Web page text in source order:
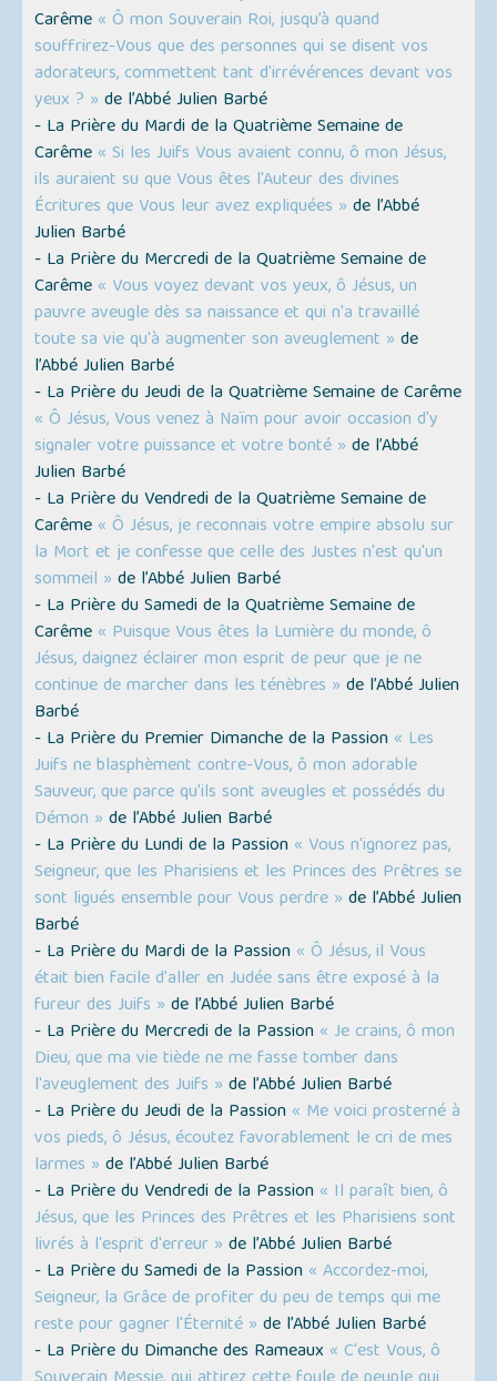
Carême « Ô mon Souverain Roi, jusqu’à quand
souffrirez-Vous que des personnes qui se disent vos
adorateurs, commettent tant d'irrévérences devant vos
yeux ? » de l’Abbé Julien Barbé
- La Prière du Mardi de la Quatrième Semaine de
Carême « Si les Juifs Vous avaient connu, ô mon Jésus,
ils auraient su que Vous êtes l'Auteur des divines
Écritures que Vous leur avez expliquées » de l’Abbé
Julien Barbé
- La Prière du Mercredi de la Quatrième Semaine de
Carême « Vous voyez devant vos yeux, ô Jésus, un
pauvre aveugle dès sa naissance et qui n'a travaillé
toute sa vie qu'à augmenter son aveuglement » de
l’Abbé Julien Barbé
- La Prière du Jeudi de la Quatrième Semaine de Carême
« Ô Jésus, Vous venez à Naïm pour avoir occasion d'y
signaler votre puissance et votre bonté » de l’Abbé
Julien Barbé
- La Prière du Vendredi de la Quatrième Semaine de
Carême « Ô Jésus, je reconnais votre empire absolu sur
la Mort et je confesse que celle des Justes n'est qu'un
sommeil » de l’Abbé Julien Barbé
- La Prière du Samedi de la Quatrième Semaine de
Carême « Puisque Vous êtes la Lumière du monde, ô
Jésus, daignez éclairer mon esprit de peur que je ne
continue de marcher dans les ténèbres » de l’Abbé Julien
Barbé
- La Prière du Premier Dimanche de la Passion « Les
Juifs ne blasphèment contre-Vous, ô mon adorable
Sauveur, que parce qu'ils sont aveugles et possédés du
Démon » de l’Abbé Julien Barbé
- La Prière du Lundi de la Passion « Vous n'ignorez pas,
Seigneur, que les Pharisiens et les Princes des Prêtres se
sont ligués ensemble pour Vous perdre » de l’Abbé Julien
Barbé
- La Prière du Mardi de la Passion « Ô Jésus, il Vous
était bien facile d'aller en Judée sans être exposé à la
fureur des Juifs » de l’Abbé Julien Barbé
- La Prière du Mercredi de la Passion « Je crains, ô mon
Dieu, que ma vie tiède ne me fasse tomber dans
l'aveuglement des Juifs » de l’Abbé Julien Barbé
- La Prière du Jeudi de la Passion « Me voici prosterné à
vos pieds, ô Jésus, écoutez favorablement le cri de mes
larmes » de l’Abbé Julien Barbé
- La Prière du Vendredi de la Passion « Il paraît bien, ô
Jésus, que les Princes des Prêtres et les Pharisiens sont
livrés à l'esprit d'erreur » de l’Abbé Julien Barbé
- La Prière du Samedi de la Passion « Accordez-moi,
Seigneur, la Grâce de profiter du peu de temps qui me
reste pour gagner l'Éternité » de l’Abbé Julien Barbé
- La Prière du Dimanche des Rameaux « C'est Vous, ô